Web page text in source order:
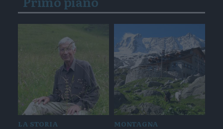
LA STORIA MONTAGNA